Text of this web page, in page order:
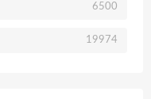
6500
19974